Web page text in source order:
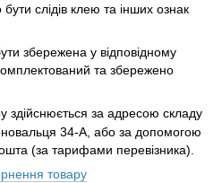
слідів клею та інших ознак
збережена у відповідному
та збережено
здійснюється за адресою складу
34-А, або за допомогою
(за тарифами перевізника).
товару